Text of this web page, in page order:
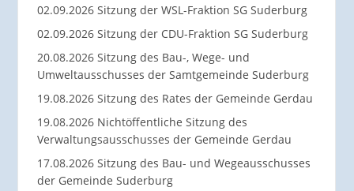
02.09.2026 Sitzung der WSL-Fraktion SG Suderburg
02.09.2026 Sitzung der CDU-Fraktion SG Suderburg
20.08.2026 Sitzung des Bau-, Wege- und
Umweltausschusses der Samtgemeinde Suderburg
19.08.2026 Sitzung des Rates der Gemeinde Gerdau
19.08.2026 Nichtöffentliche Sitzung des
Verwaltungsausschusses der Gemeinde Gerdau
17.08.2026 Sitzung des Bau- und Wegeausschusses
der Gemeinde Suderburg